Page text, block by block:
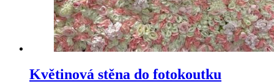
Květinová stěna do fotokoutku